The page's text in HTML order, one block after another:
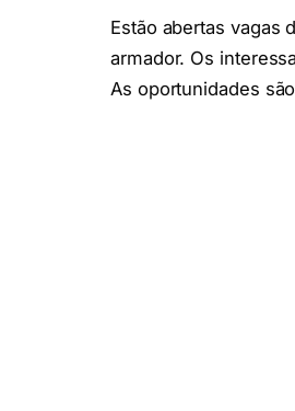
Estão abertas vagas
armador. Os
As oportunidades